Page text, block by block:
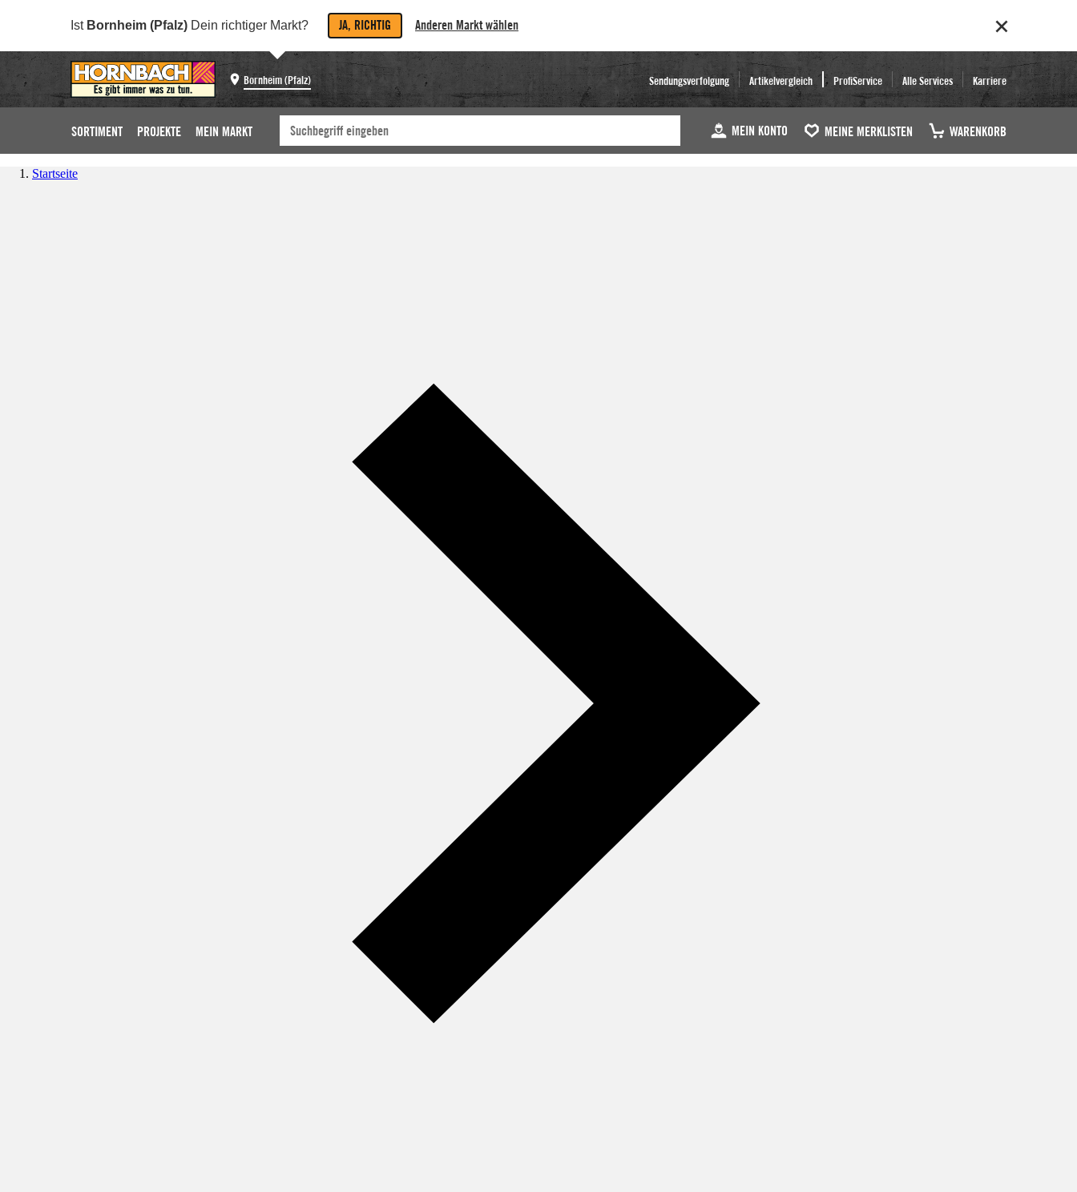
Ist Bornheim (Pfalz) Dein richtiger Markt? JA, RICHTIG Anderen Markt wählen
Bornheim (Pfalz) Sendungsverfolgung Artikelvergleich ProfiService Alle Services Karriere
SORTIMENT PROJEKTE MEIN MARKT MEIN KONTO MEINE MERKLISTEN WARENKORB
Startseite